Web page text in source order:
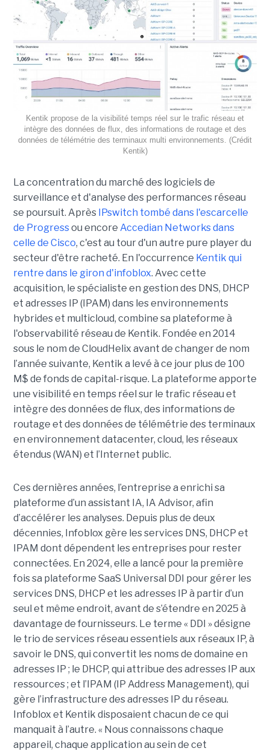
Kentik propose de la visibilité temps réel sur le trafic réseau et
intègre des données de flux, des informations de routage et des
données de télémétrie des terminaux multi environnements. (Crédit
Kentik)
La concentration du marché des logiciels de
surveillance et d'analyse des performances réseau
se poursuit. Après IPswitch tombé dans l'escarcelle
de Progressou encore Accedian Networks dans
celle de Cisco, c'est au tour d'un autre pure player du
secteur d'être racheté. En l'occurrence Kentik qui
rentre dans le giron d'infoblox. Avec cette
acquisition, le spécialiste en gestion des DNS, DHCP
et adresses IP (IPAM) dans les environnements
hybrides et multicloud, combine sa plateforme à
l'observabilité réseau de Kentik. Fondée en 2014
sous le nom de CloudHelix avant de changer de nom
l’année suivante, Kentik a levé à ce jour plus de 100
M$ de fonds de capital-risque. La plateforme apporte
une visibilité en temps réel sur le trafic réseau et
intègre des données de flux, des informations de
routage et des données de télémétrie des terminaux
en environnement datacenter, cloud, les réseaux
étendus (WAN) et l’Internet public.
Ces dernières années, l’entreprise a enrichi sa
plateforme d’un assistant IA, IA Advisor, afin
d’accélérer les analyses. Depuis plus de deux
décennies, Infoblox gère les services DNS, DHCP et
IPAM dont dépendent les entreprises pour rester
connectées. En 2024, elle a lancé pour la première
fois sa plateforme SaaS Universal DDI pour gérer les
services DNS, DHCP et les adresses IP à partir d’un
seul et même endroit, avant de s’étendre en 2025 à
davantage de fournisseurs. Le terme « DDI » désigne
le trio de services réseau essentiels aux réseaux IP, à
savoir le DNS, qui convertit les noms de domaine en
adresses IP ; le DHCP, qui attribue des adresses IP aux
ressources ; et l’IPAM (IP Address Management), qui
gère l’infrastructure des adresses IP du réseau.
Infoblox et Kentik disposaient chacun de ce qui
manquait à l’autre. « Nous connaissons chaque
appareil, chaque application au sein de cet